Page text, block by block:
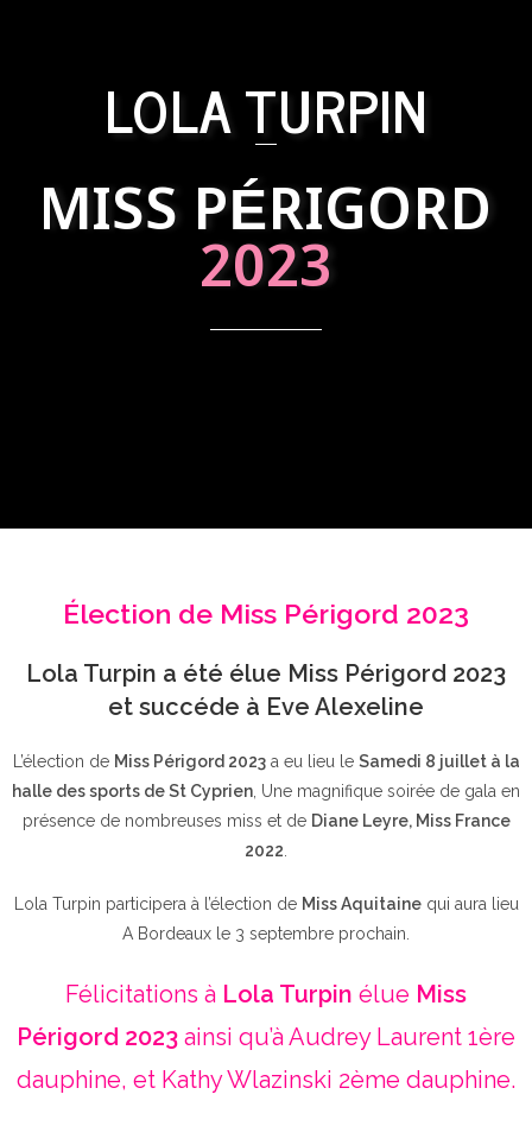
LOLA TURPIN
MISS PÉRIGORD
2023
Élection de Miss Périgord 2023
Lola Turpin a été élue Miss Périgord 2023
et succéde à Eve Alexeline
L’élection de Miss Périgord 2023a eu lieu le Samedi 8 juillet à la
halle des sports de St Cyprien , Une magnifique soirée de gala en
présence de nombreuses miss et de Diane Leyre, Miss France
2022
Lola Turpin participera à l’élection de Miss Aquitainequi aura lieu
A Bordeaux le 3 septembre prochain.
Félicitations à Lola Turpin élue Miss
Périgord 2023 ainsi qu’à Audrey Laurent 1ère
dauphine, et Kathy Wlazinski 2ème dauphine.